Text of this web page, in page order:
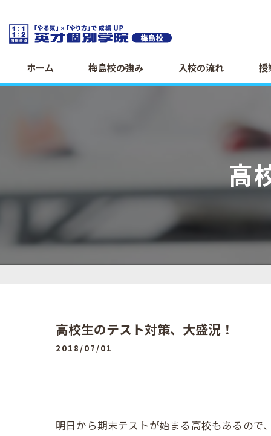
ホーム 梅島校の強み 入校の流れ 授
高
高校生のテスト対策、大盛況！
2018/07/01
明日から期末テストが始まる高校もあるので